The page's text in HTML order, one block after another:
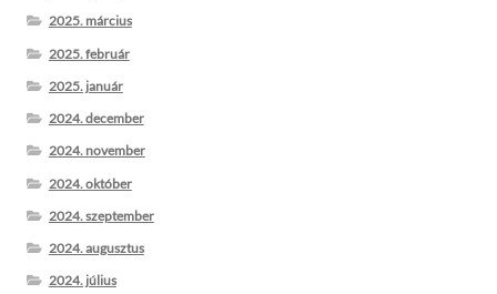
2025. március
2025. február
2025. január
2024. december
2024. november
2024. október
2024. szeptember
2024. augusztus
2024. július